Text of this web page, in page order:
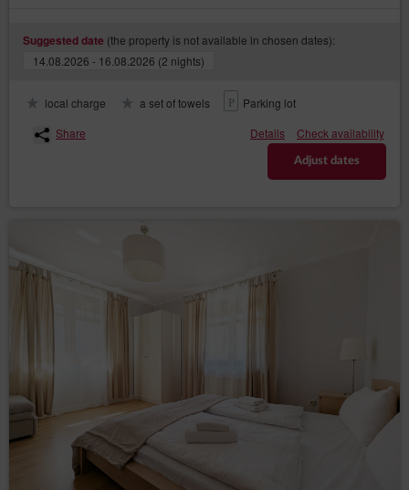
Suggested date (the property is not available in chosen dates):
14.08.2026 - 16.08.2026 (2 nights)
local charge a set of towels
Parking lot
Share
Details Check availability
Adjust dates